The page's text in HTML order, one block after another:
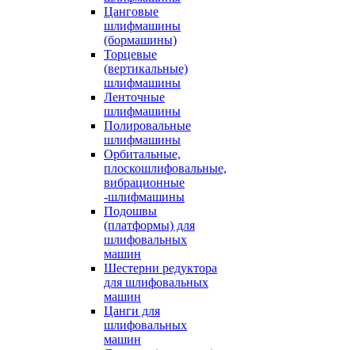
Цанговые
шлифмашины
(бормашины)
Торцевые
(вертикальные)
шлифмашины
Ленточные
шлифмашины
Полировальные
шлифмашины
Орбитальные,
плоскошлифовальные,
вибрационные
-шлифмашины
Подошвы
(платформы) для
шлифовальных
машин
Шестерни редуктора
для шлифовальных
машин
Цанги для
шлифовальных
машин